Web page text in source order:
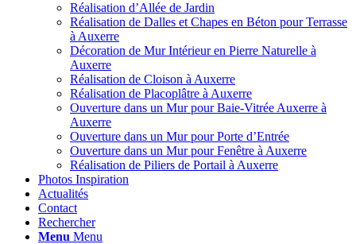
Réalisation d’Allée de Jardin
Réalisation de Dalles et Chapes en Béton pour Terrasse
à Auxerre
Décoration de Mur Intérieur en Pierre Naturelle à
Auxerre
Réalisation de Cloison à Auxerre
Réalisation de Placoplâtre à Auxerre
Ouverture dans un Mur pour Baie-Vitrée Auxerre à
Auxerre
Ouverture dans un Mur pour Porte d’Entrée
Ouverture dans un Mur pour Fenêtre à Auxerre
Réalisation de Piliers de Portail à Auxerre
Photos Inspiration
Actualités
Contact
Rechercher
Menu Menu